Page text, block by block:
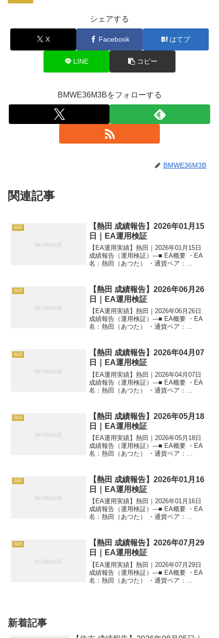
シェアする
X Facebook はてブ
LINE コピー
BMWE36M3Bをフォローする
BMWE36M3B
関連記事
熱田
【熱田 成績報告】2026年01月15
日｜EA運用検証
【EA運用実績】熱田｜2026年01月15日
成績報告（運用検証）---■ EA概要 ・EA
名：熱田（あつた） ・通貨ペア：
稼働 ---■ 本日の運用成績...
熱田
【熱田 成績報告】2026年06月26
日｜EA運用検証
【EA運用実績】熱田｜2026年06月26日
成績報告（運用検証）---■ EA概要 ・EA
名：熱田（あつた） ・通貨ペア：
稼働 ---■ 本日の運用成績...
熱田
【熱田 成績報告】2026年04月07
日｜EA運用検証
【EA運用実績】熱田｜2026年04月07日
成績報告（運用検証）---■ EA概要 ・EA
名：熱田（あつた） ・通貨ペア：
稼働 ---■ 本日の運用成績...
熱田
【熱田 成績報告】2026年05月18
日｜EA運用検証
【EA運用実績】熱田｜2026年05月18日
成績報告（運用検証）---■ EA概要 ・EA
名：熱田（あつた） ・通貨ペア：
稼働 ---■ 本日の運用成績...
熱田
【熱田 成績報告】2026年01月16
日｜EA運用検証
【EA運用実績】熱田｜2026年01月16日
成績報告（運用検証）---■ EA概要 ・EA
名：熱田（あつた） ・通貨ペア：
稼働 ---■ 本日の運用成績...
熱田
【熱田 成績報告】2026年07月29
日｜EA運用検証
【EA運用実績】熱田｜2026年07月29日
成績報告（運用検証）---■ EA概要 ・EA
名：熱田（あつた） ・通貨ペア：
新着記事